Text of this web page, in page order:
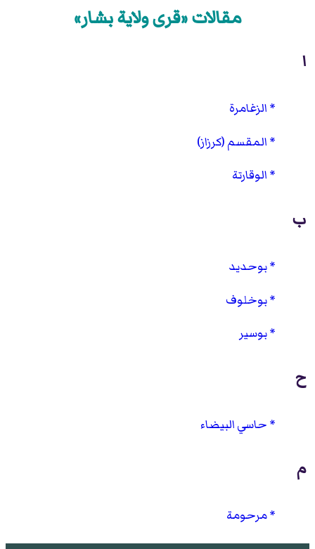
مقالات «قرى ولاية بشار»
ا
الزغامرة
المقسم (كرزاز)
الوقارتة
ب
بوحديد
بوخلوف
بوسير
ح
حاسي البيضاء
م
مرحومة